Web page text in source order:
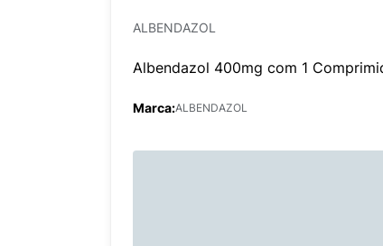
ALBENDAZOL
Albendazol 400mg com 1
Marca:ALBENDAZOL